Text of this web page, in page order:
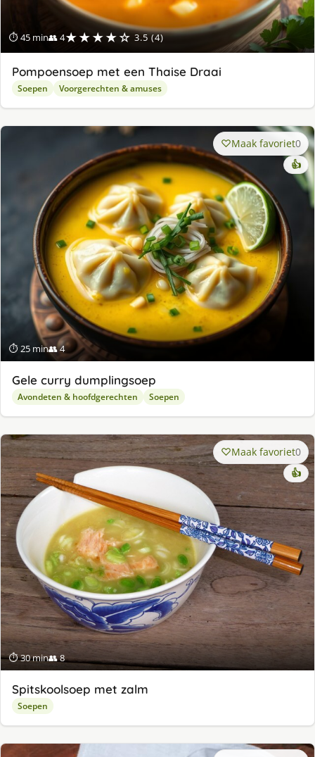
⏱ 45 min👥 4★★★★☆ 3.5 (4)
Pompoensoep met een Thaise Draai
Soepen Voorgerechten & amuses
⏱ 25 min👥 4
Maak favoriet0
👍
Gele curry dumplingsoep
Avondeten & hoofdgerechten Soepen
⏱ 30 min👥 8
Maak favoriet0
👍
Spitskoolsoep met zalm
Soepen